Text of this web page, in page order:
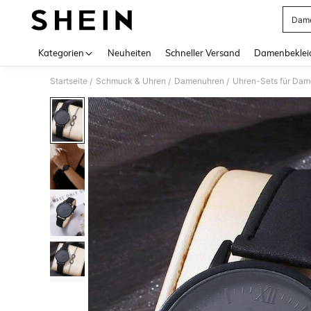
Kategorien Neuheiten Schneller Versand
Startseite / Schmuck & Uhren / Damenuhren / Uhren-Sets für